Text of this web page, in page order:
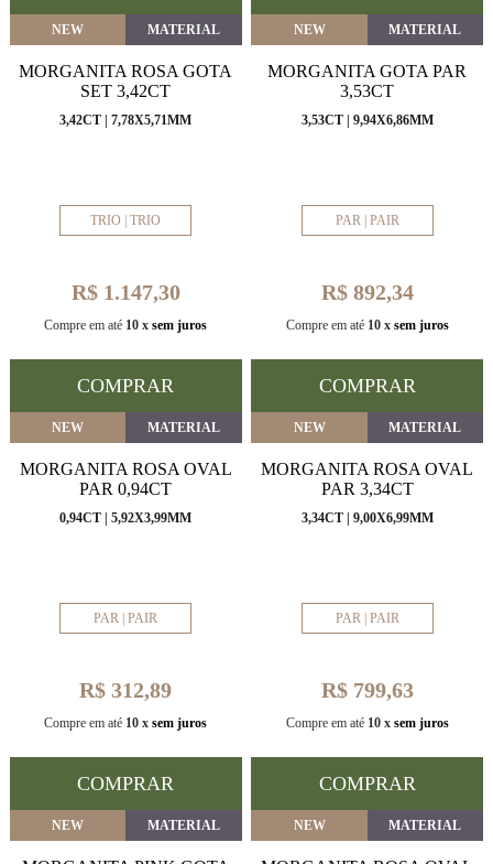
NEW MATERIAL
MORGANITA ROSA GOTA
SET 3,42CT
3,42CT | 7,78X5,71MM
TRIO | TRIO
R$ 1.147,30
Compre em até 10 x sem juros
COMPRAR
NEW MATERIAL
MORGANITA GOTA PAR
3,53CT
3,53CT | 9,94X6,86MM
PAR | PAIR
R$ 892,34
Compre em até 10 x sem juros
COMPRAR
NEW MATERIAL
MORGANITA ROSA OVAL
PAR 0,94CT
0,94CT | 5,92X3,99MM
PAR | PAIR
R$ 312,89
Compre em até 10 x sem juros
COMPRAR
NEW MATERIAL
MORGANITA ROSA OVAL
PAR 3,34CT
3,34CT | 9,00X6,99MM
PAR | PAIR
R$ 799,63
Compre em até 10 x sem juros
COMPRAR
NEW MATERIAL NEW MATERIAL